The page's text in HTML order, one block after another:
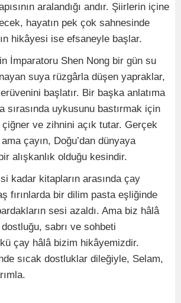
aralandığı andır. Şiirlerin içine
hayatın pek çok sahnesinde
hikâyesi ise efsaneyle başlar.
İmparatoru Shen Nong bir gün su
suya rüzgârla düşen yapraklar,
başlatır. Bir başka anlatıma
sırasında uykusunu bastırmak için
çiğner ve zihnini açık tutar. Gerçek
çayın, Doğu’dan dünyaya
alışkanlık olduğu kesindir.
kadar kitapların arasında çay
fırınlarda bir dilim pasta eşliğinde
sesi azaldı. Ama biz hâlâ
dostluğu, sabrı ve sohbeti
çay hâlâ bizim hikâyemizdir.
sıcak dostluklar dileğiyle, Selam,